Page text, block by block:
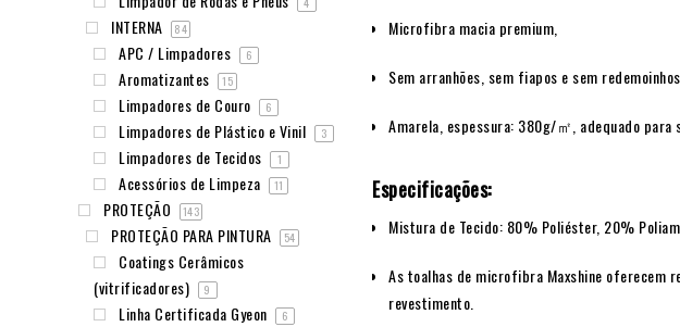
Microfibra macia premium,
Sem arranhões, sem fiapos e sem redemoinhos
Amarela, espessura: 380g/㎡, adequado
Especificações:
Mistura de Tecido: 80% Poliéster, 20%
As toalhas de microfibra Maxshine oferecem
revestimento.
INTERNA 84
APC / Limpadores 6
Aromatizantes 15
Limpadores de Couro 6
Limpadores de Plástico e Vinil 3
Limpadores de Tecidos 1
Acessórios de Limpeza 11
PROTEÇÃO 143
PROTEÇÃO PARA PINTURA 54
Coatings Cerâmicos
(vitrificadores)
9
Linha Certificada Gyeon 6